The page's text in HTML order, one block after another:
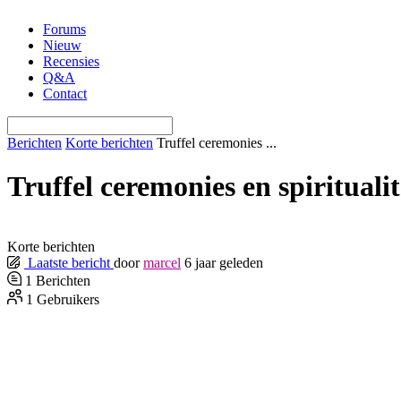
naar
inhoud
Forums
Nieuw
Recensies
Q&A
Contact
Berichten Korte berichten Truffel ceremonies ...
Truffel ceremonies en
Korte berichten
Laatste bericht door marcel 6 jaar geleden
1 Berichten
1 Gebruikers